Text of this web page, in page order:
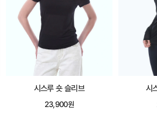
시스루 롱 슬리브
25,900원
시어